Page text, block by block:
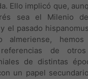
Ello implicó que,
sea el Milenio
el pasado
almeriense,
de otros
de distintas
un papel